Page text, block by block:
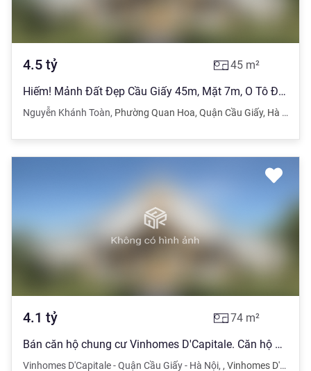
4.5 tỷ 45 m²
Hiếm! Mảnh Đất Đẹp Cầu Giấy 45m, Mặt 7m, O Tô Đỗ x 4,5 Tỷ
Nguyễn Khánh Toàn, Phường Quan Hoa, Quận Cầu Giấy, Hà Nội
4.1 tỷ 74 m²
Bán căn hộ chung cư Vinhomes D'Capitale. Căn hộ 74m2, 2PN đều sáng, sổ đỏ lâu dài, giá 4.1 tỷ
Vinhomes D'Capitale - Quận Cầu Giấy - Hà Nội, , Vinhomes D'Capitale - Quận Cầu Giấy - Hà Nội